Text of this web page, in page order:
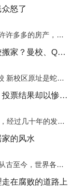
怒了
余姚英女王伊丽莎白二世有许许多多的房产，遍布英国各地。而作为英女王的亲孙子、未来的英国国王，威廉王子自然也能享受到女王的房产。目前，威廉凯特以及三个孩子有两个经常居住的地点，一处是位于伦敦的肯辛顿宫，一处
余姚深圳三所国际化学校搬家？曼校、QSI、南山中英文搬走了
余姚1.深圳曼彻斯通城堡学校 新校区原址是蛇口国际据悉，此次曼彻斯通城堡学校搬迁到蛇口新校区的开办与蛇口外籍人员子女学校（蛇口国际）有很大的关联。2021年，太子湾实验部就宣布在2022年正式并入蛇口外籍
余姚俄提议联合国搬家，投票结果却以惨败收场
余姚成立于1945年的联合国，经过几十年的发展，如今拥有193个成员国。拥有如此众多会员国的联合国，可以说是世界上最具代表性的国际组织，也是世界上分量最重、有着较高话语权的国际组织。但以美国为首的西方国家
的风水
余姚教您怎样测试自家风水从古至今，世界各地的人们都在研究人在乾坤中的位置以及它们所形成的关系。通过探究季节转换、星象变化，并且在所观测到的自然规律的指导下，人们开始认识到居住在不同住宅中的人，其一生中的财
在腐败的道路上